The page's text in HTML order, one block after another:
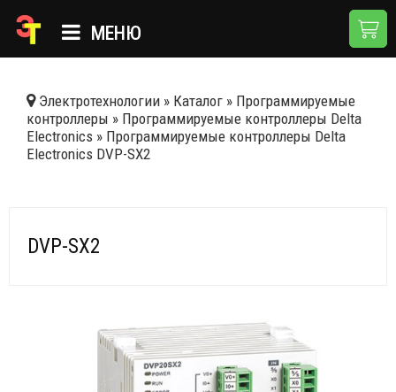
МЕНЮ
КАТАЛОГ
О КОМПАНИИ
Электротехнологии » Каталог » Программируемые
контроллеры » Программируемые контроллеры Delta
Electronics » Программируемые контроллеры Delta
Electronics DVP-SX2
DVP-SX2